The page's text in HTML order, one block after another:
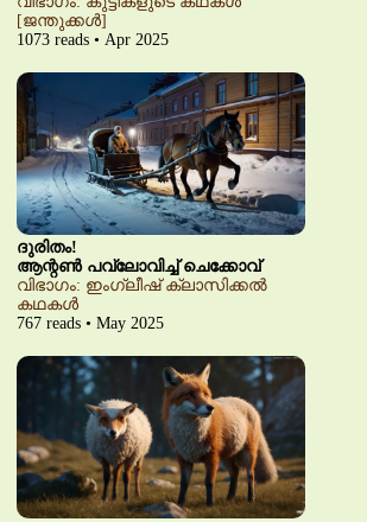
[ജന്തുക്കൾ]
1073 reads • Apr 2025
ദുരിതം!
ആന്റൺ പവ്‌ലോവിച്ച് ചെക്കോവ്
വിഭാഗം: ഇംഗ്ലീഷ് ക്ലാസിക്കൽ
കഥകൾ
767 reads • May 2025